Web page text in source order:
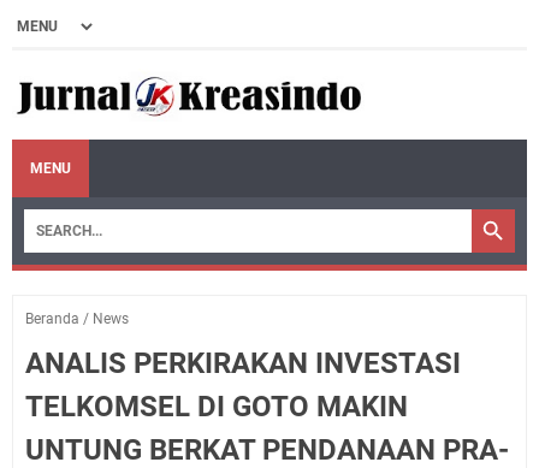
MENU
Beranda / News
ANALIS PERKIRAKAN INVESTASI
TELKOMSEL DI GOTO MAKIN
UNTUNG BERKAT PENDANAAN PRA-